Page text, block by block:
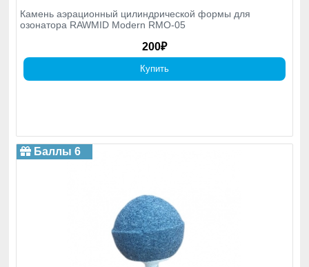
Камень аэрационный цилиндрической формы для
озонатора RAWMID Modern RMO-05
200₽
Купить
Баллы 6